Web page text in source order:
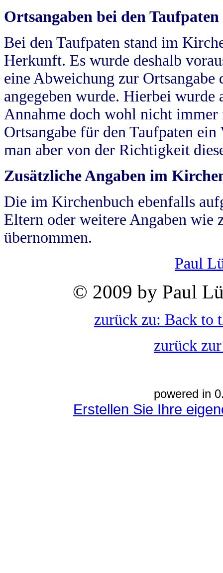
Ortsangaben bei den Taufpaten
Bei den Taufpaten stand im
Herkunft. Es wurde deshalb
eine Abweichung zur
angegeben wurde. Hierbei wurde
Annahme doch wohl nicht
Ortsangabe für den Taufpaten
man aber von der Richtigkeit
Zusätzliche Angaben im
Die im Kirchenbuch ebenfalls
Eltern oder weitere Angaben wie
übernommen.
Paul
© 2009 by Paul
zurück zu: Back to
zurück
powered in
Erstellen Sie Ihre